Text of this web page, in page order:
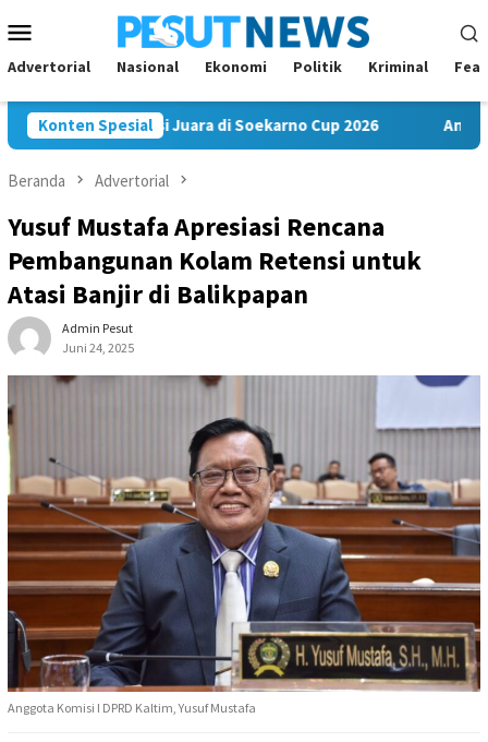
ke
kontenMobile
Advertorial Nasional Ekonomi Politik Kriminal
Konten Spesial
FC Bawa Misi Juara di Soekarno Cup 2026 Andi Satya
Beranda Advertorial
Yusuf Mustafa Apresiasi Rencana
Pembangunan Kolam Retensi untuk
Atasi Banjir di Balikpapan
Admin Pesut
Juni 24, 2025
Anggota Komisi I DPRD Kaltim, Yusuf Mustafa